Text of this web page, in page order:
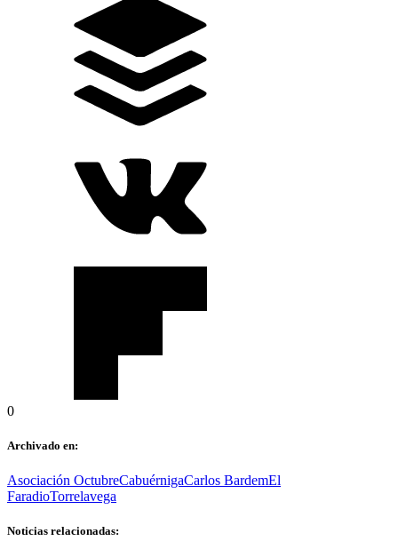
0
Archivado en:
Asociación OctubreCabuérnigaCarlos BardemEl
FaradioTorrelavega
Noticias relacionadas: